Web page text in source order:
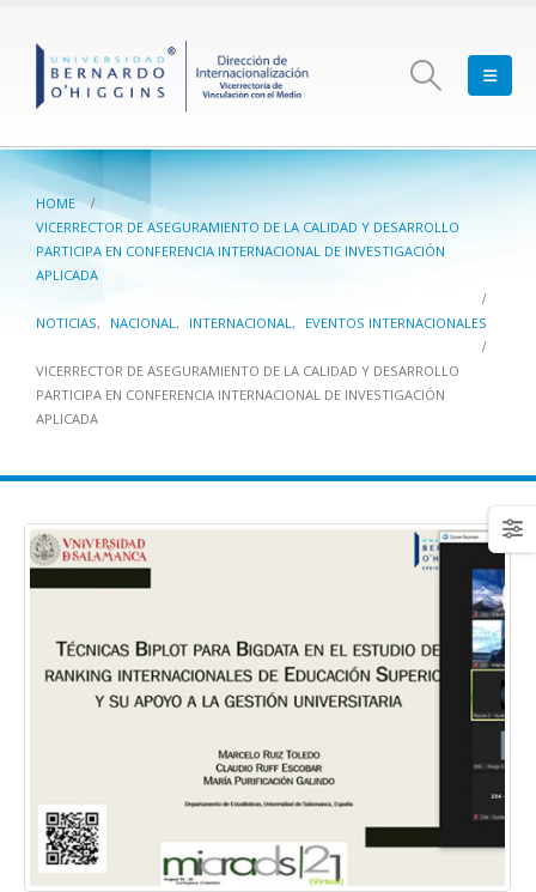
HOME
VICERRECTOR DE ASEGURAMIENTO DE LA CALIDAD Y DESARROLLO
PARTICIPA EN CONFERENCIA INTERNACIONAL DE INVESTIGACIÓN
APLICADA
NOTICIAS, NACIONAL, INTERNACIONAL, EVENTOS INTERNACIONALES
VICERRECTOR DE ASEGURAMIENTO DE LA CALIDAD Y DESARROLLO
PARTICIPA EN CONFERENCIA INTERNACIONAL DE INVESTIGACIÓN
APLICADA